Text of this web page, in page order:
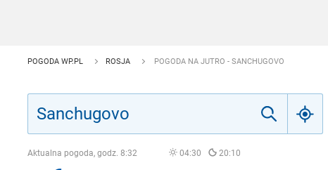
POGODA WP.PL ROSJA POGODA NA JUTRO - SANCHUGOVO
Aktualna pogoda, godz. 8:32 04:30 20:10